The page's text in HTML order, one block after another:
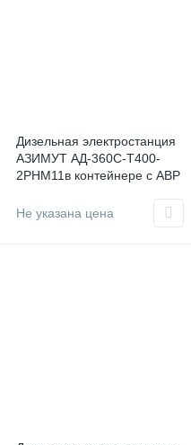
Дизельная электростанция
АЗИМУТ АД-360С-Т400-
2РНМ11в контейнере с АВР
Не указана цена